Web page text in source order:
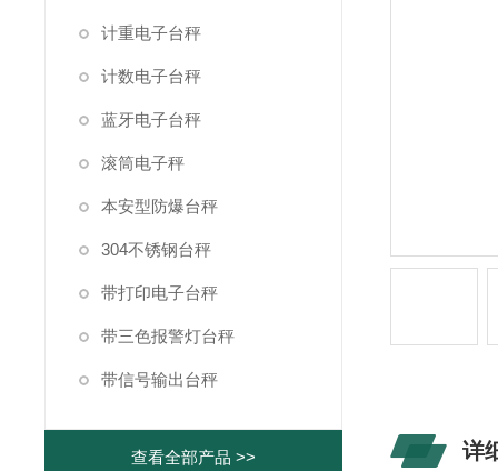
计重电子台秤
计数电子台秤
蓝牙电子台秤
滚筒电子秤
本安型防爆台秤
304不锈钢台秤
带打印电子台秤
带三色报警灯台秤
带信号输出台秤
查看全部产品 >> 详